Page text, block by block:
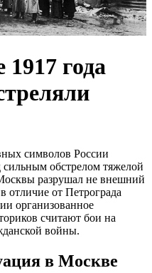
1917 года
символов России
сильным обстрелом тяжелой
разрушал не внешний
отличие от Петрограда
организованное
считают бои на
войны.
в Москве